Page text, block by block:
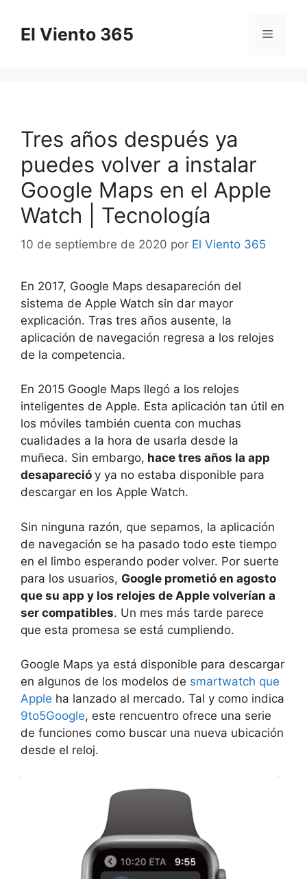
contenido
El Viento 365 Menú
Tres años después ya
puedes volver a instalar
Google Maps en el Apple
Watch | Tecnología
10 de septiembre de 2020 por El Viento 365
En 2017, Google Maps desapareción del
sistema de Apple Watch sin dar mayor
explicación. Tras tres años ausente, la
aplicación de navegación regresa a los relojes
de la competencia.
En 2015 Google Maps llegó a los relojes
inteligentes de Apple. Esta aplicación tan útil en
los móviles también cuenta con muchas
cualidades a la hora de usarla desde la
muñeca. Sin embargo, hace tres años la app
desapareció y ya no estaba disponible para
descargar en los Apple Watch.
Sin ninguna razón, que sepamos, la aplicación
de navegación se ha pasado todo este tiempo
en el limbo esperando poder volver. Por suerte
para los usuarios, Google prometió en agosto
que su app y los relojes de Apple volverían a
ser compatibles. Un mes más tarde parece
que esta promesa se está cumpliendo.
Google Maps ya está disponible para descargar
en algunos de los modelos de smartwatch que
Apple ha lanzado al mercado. Tal y como indica
9to5Google, este rencuentro ofrece una serie
de funciones como buscar una nueva ubicación
desde el reloj.